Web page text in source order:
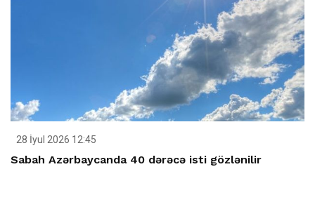
28 İyul 2026 12:45
Sabah Azərbaycanda 40 dərəcə isti gözlənilir